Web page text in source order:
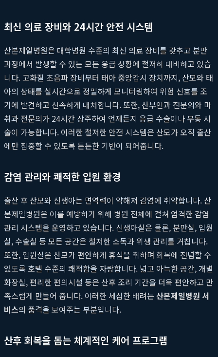
최신 의료 장비와 24시간 안전 시스템
산본제일병원은 대학병원 수준의 최신 의료 장비를 갖추고 분만
과정에서 발생할 수 있는 모든 응급 상황에 철저히 대비하고 있습
니다. 고화질 초음파 장비부터 태아 중앙감시 장치까지, 산모와 태
아의 상태를 실시간으로 정밀하게 모니터링하여 위험 신호를 조
기에 발견하고 신속하게 대처합니다. 또한, 산부인과 전문의와 마
취과 전문의가 24시간 상주하여 언제든지 응급 수술이나 무통 시
술이 가능합니다. 이러한 철저한 안전 시스템은 산모가 오직 출산
에만 집중할 수 있도록 든든한 기반이 되어줍니다.
감염 관리와 쾌적한 입원 환경
출산 후 산모와 신생아는 면역력이 약해져 감염에 취약합니다. 산
본제일병원은 이를 예방하기 위해 병원 전체에 걸쳐 엄격한 감염
관리 시스템을 운영하고 있습니다. 신생아실은 물론, 분만실, 입원
실, 수술실 등 모든 공간은 철저한 소독과 위생 관리를 거칩니다.
또한, 입원실은 산모가 편안하게 휴식을 취하며 회복에 전념할 수
있도록 호텔 수준의 쾌적함을 자랑합니다. 넓고 아늑한 공간, 개별
화장실, 편리한 편의시설 등은 산후 조리 기간을 더욱 편안하고 만
족스럽게 만들어 줍니다. 이러한 세심한 배려는 산본제일병원 서
비스의 품격을 보여주는 부분입니다.
산후 회복을 돕는 체계적인 케어 프로그램